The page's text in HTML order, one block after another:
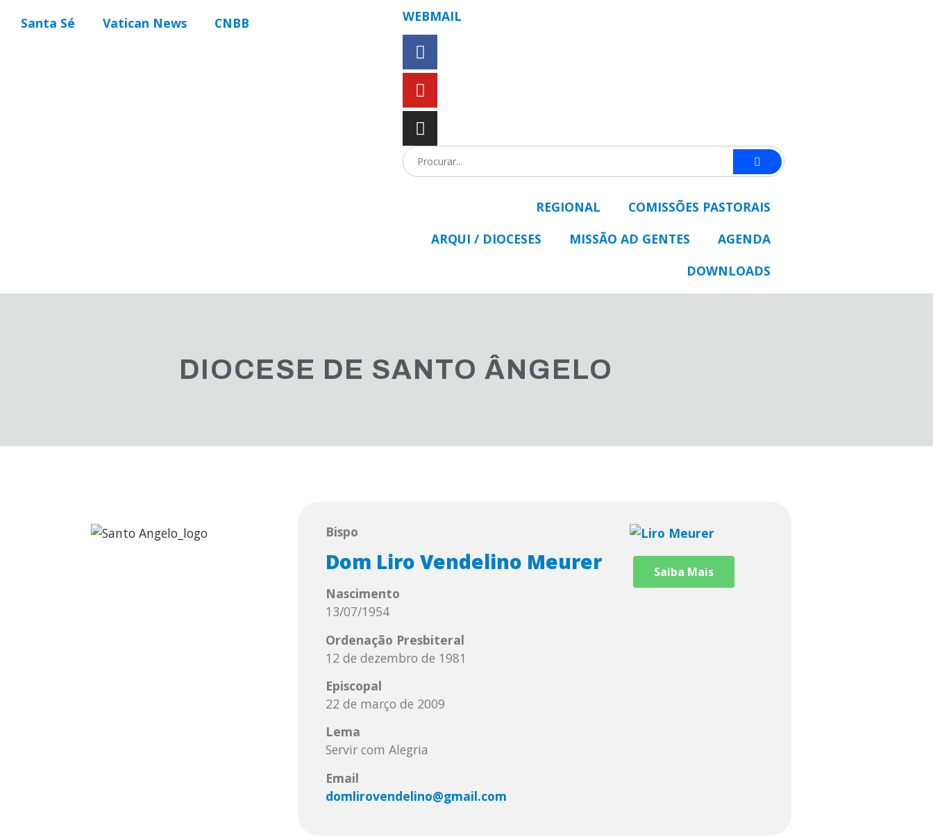
Santa Sé Vatican News CNBB WEBMAIL
REGIONAL
COMISSÕES PASTORAIS
ARQUI / DIOCESES
MISSÃO AD GENTES
AGENDA
DOWNLOADS
DIOCESE DE SANTO ÂNGELO
Bispo
Dom Liro Vendelino Meurer
Nascimento
13/07/1954
Ordenação Presbiteral
12 de dezembro de 1981
Episcopal
22 de março de 2009
Lema
Servir com Alegria
Email
domlirovendelino@gmail.com
Saiba Mais